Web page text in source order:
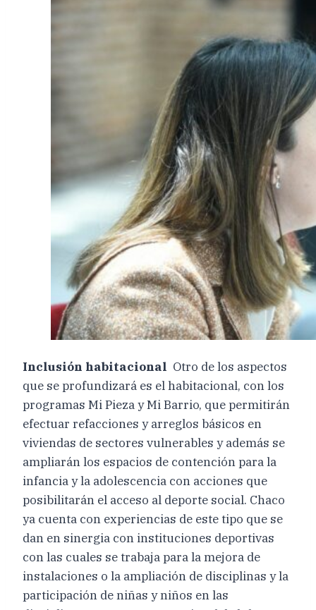
Inclusión habitacional Otro de los aspectos
que se profundizará es el habitacional, con los
programas Mi Pieza y Mi Barrio, que permitirán
efectuar refacciones y arreglos básicos en
viviendas de sectores vulnerables y además se
ampliarán los espacios de contención para la
infancia y la adolescencia con acciones que
posibilitarán el acceso al deporte social. Chaco
ya cuenta con experiencias de este tipo que se
dan en sinergia con instituciones deportivas
con las cuales se trabaja para la mejora de
instalaciones o la ampliación de disciplinas y la
participación de niñas y niños en las